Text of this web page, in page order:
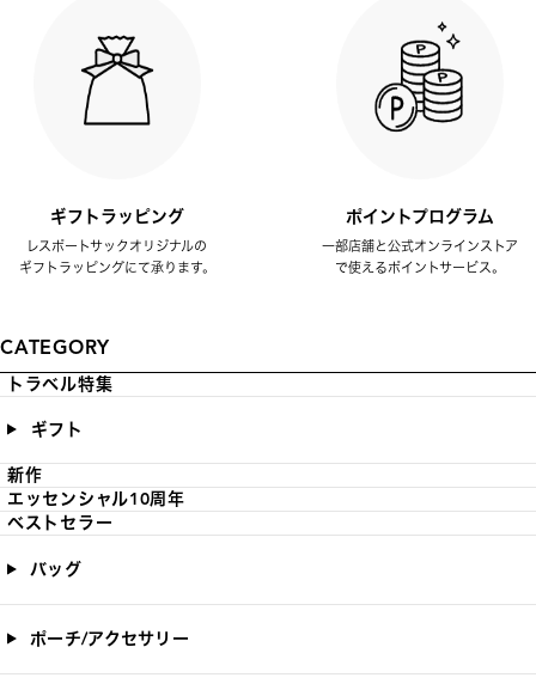
ギフトラッピング
レスポートサックオリジナルの
ギフトラッピングにて承ります。
ポイントプログラム
一部店舗と公式オンラインストア
で使えるポイントサービス。
CATEGORY
トラベル特集
ギフト
新作
エッセンシャル10周年
ベストセラー
バッグ
ポーチ/アクセサリー